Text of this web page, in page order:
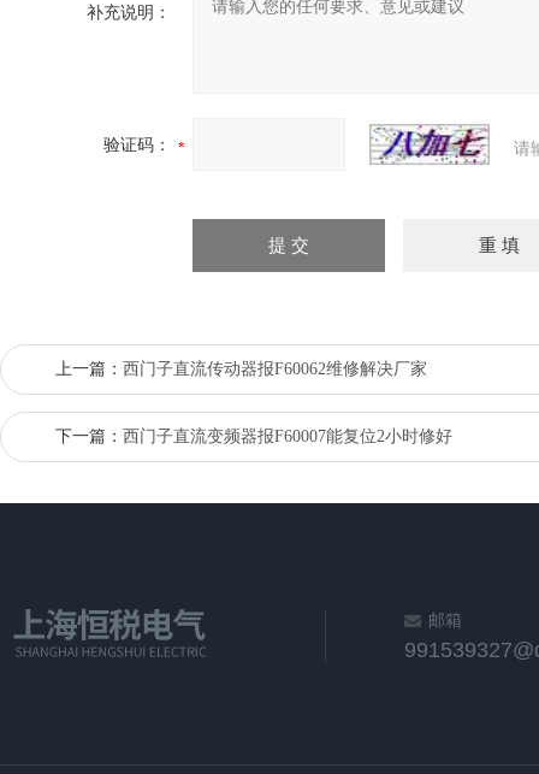
补充说明：
验证码： 请
上一篇： 西门子直流传动器报F60062维修解决厂家
下一篇： 西门子直流变频器报F60007能复位2小时修好
邮箱